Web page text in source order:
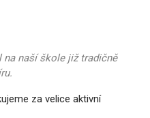
na naší škole již tradičně
za velice aktivní